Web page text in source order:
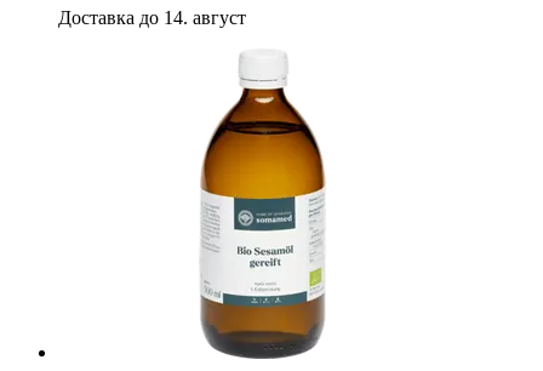
Доставка до 14. август